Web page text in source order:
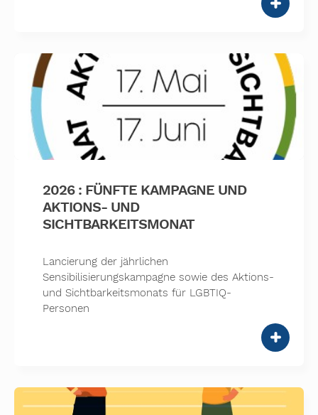
2026 : FÜNFTE KAMPAGNE UND
AKTIONS- UND
SICHTBARKEITSMONAT
Lancierung der jährlichen
Sensibilisierungskampagne sowie des Aktions-
und Sichtbarkeitsmonats für LGBTIQ-
Personen